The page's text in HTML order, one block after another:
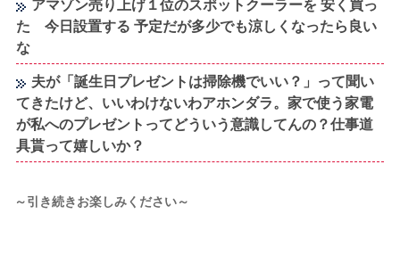
アマゾン売り上げ１位のスポットクーラーを 安く買っ
た 今日設置する 予定だが多少でも涼しくなったら良い
な
夫が「誕生日プレゼントは掃除機でいい？」って聞い
てきたけど、いいわけないわアホンダラ。家で使う家電
が私へのプレゼントってどういう意識してんの？仕事道
具貰って嬉しいか？
～引き続きお楽しみください～